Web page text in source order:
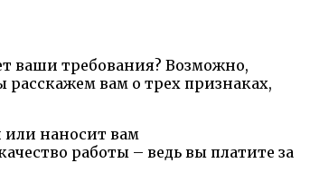
ваши требования? Возможно,
расскажем вам о трех признаках,
наносит вам
работы – ведь вы платите за